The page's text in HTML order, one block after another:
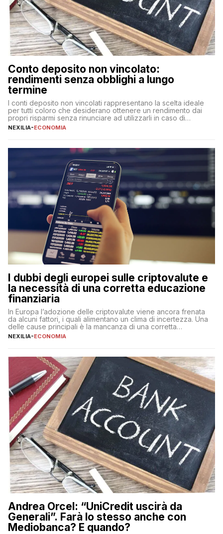
Conto deposito non vincolato:
rendimenti senza obblighi a lungo
termine
I conti deposito non vincolati rappresentano la scelta ideale
per tutti coloro che desiderano ottenere un rendimento dai
propri risparmi senza rinunciare ad utilizzarli in caso di
necessità. A differenza delle forme vincolate tradizionali,
flessibilità e rendimento. Come funzionano […]
NEXILIA-ECONOMIA
I dubbi degli europei sulle criptovalute e
la necessità di una corretta educazione
finanziaria
In Europa l’adozione delle criptovalute viene ancora frenata
da alcuni fattori, i quali alimentano un clima di incertezza. Una
delle cause principali è la mancanza di una corretta
educazione finanziaria, che impedisce ad una larga parte della
sulle criptovalute: […]
NEXILIA-ECONOMIA
Andrea Orcel: “UniCredit uscirà da
Generali”. Farà lo stesso anche con
Mediobanca? E quando?